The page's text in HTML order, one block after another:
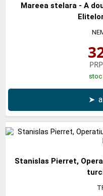
Mareea stelara - A
➤
Stanislas Pierret,